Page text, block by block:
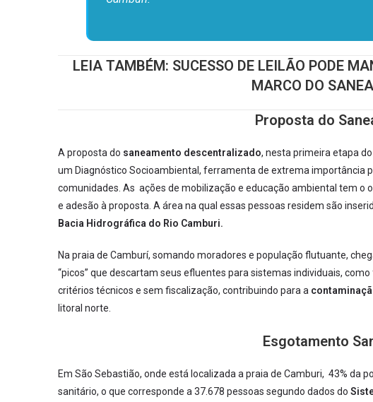
LEIA TAMBÉM: SUCESSO DE LEILÃO PODE
MARCO DO
Proposta do
A proposta do saneamento descentralizado, nesta primeira etapa
um Diagnóstico Socioambiental, ferramenta de extrema importância
comunidades. As ações de mobilização e educação ambiental tem o
e adesão à proposta. A área na qual essas pessoas residem são
Bacia Hidrográfica do Rio Camburi.
Na praia de Camburí, somando moradores e população flutuante,
“picos” que descartam seus efluentes para sistemas individuais,
critérios técnicos e sem fiscalização, contribuindo para a
litoral norte.
Esgotamento
Em São Sebastião, onde está localizada a praia de Camburi, 43% da
sanitário, o que corresponde a 37.678 pessoas segundo dados do